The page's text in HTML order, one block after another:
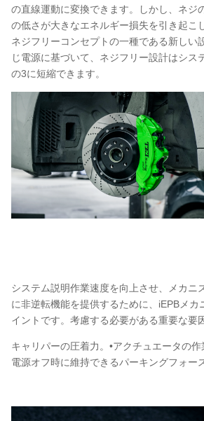
の直線運動に変換できます。しかし、ネジ
の低さが大きなエネルギー損失を引き起こ
ネジフリーコンセプトの一種である新しい
じ電源に基づいて、ネジフリー設計はシス
の3に短縮できます。
システム説明作業速度を向上させ、メカニ
に非逆転機能を提供するために、iEPBメカ
イントです。考慮する必要がある重要な要
キャリパーの圧着力。•アクチュエータの作
電源オフ時に維持できるパーキングフォース